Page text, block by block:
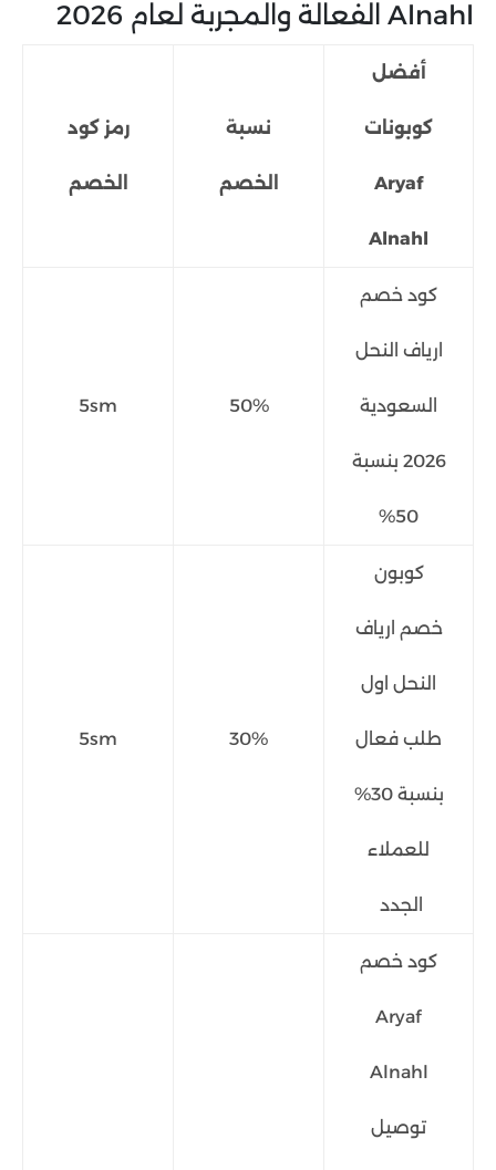
Alnahl الفعالة والمجربة لعام 2026
أفضل
كوبونات
Aryaf
Alnahl
نسبة
الخصم
رمز كود
الخصم
كود خصم
ارياف النحل
السعودية
2026 بنسبة
50%
50%
5sm
كوبون
خصم ارياف
النحل اول
طلب فعال
بنسبة 30%
للعملاء
الجدد
30%
5sm
كود خصم
Aryaf
Alnahl
توصيل